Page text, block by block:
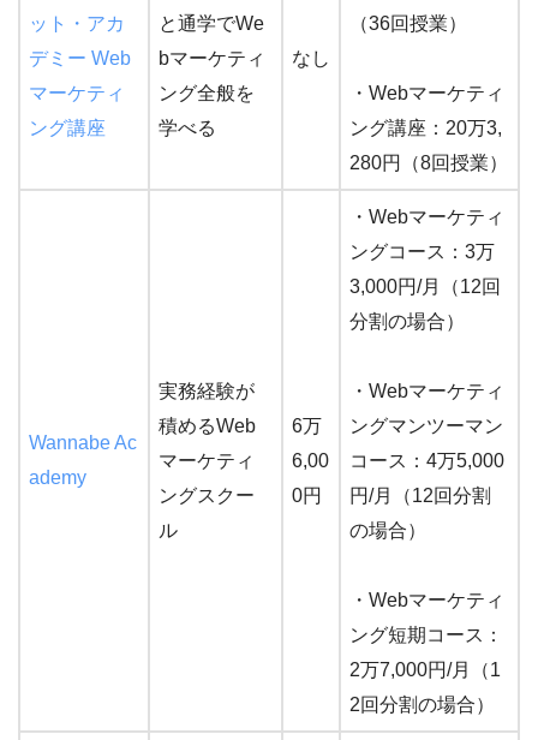
ット・アカ
デミー Web
マーケティ
ング講座
と通学でWe
bマーケティ
ング全般を
学べる
なし
（36回授業）
・Webマーケティ
ング講座：20万3,
280円（8回授業）
Wannabe Ac
ademy
実務経験が
積めるWeb
マーケティ
ングスクー
ル
6万
6,00
0円
・Webマーケティ
ングコース：3万
3,000円/月（12回
分割の場合）
・Webマーケティ
ングマンツーマン
コース：4万5,000
円/月（12回分割
の場合）
・Webマーケティ
ング短期コース：
2万7,000円/月（1
2回分割の場合）